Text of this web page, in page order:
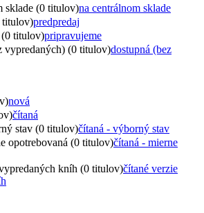
sklade (0 titulov)na centrálnom sklade
titulov)predpredaj
titulov)pripravujeme
vypredaných) (0 titulov)dostupná (bez
nová
čítaná
stav (0 titulov)čítaná - výborný stav
opotrebovaná (0 titulov)čítaná - mierne
kníh (0 titulov)čítané verzie